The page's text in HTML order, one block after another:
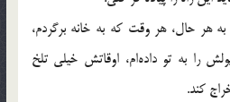
هر حال، هر وقت كه به خانه برگردم،
را به تو داده‌ام، اوقاتش خيلي تلخ
كند.